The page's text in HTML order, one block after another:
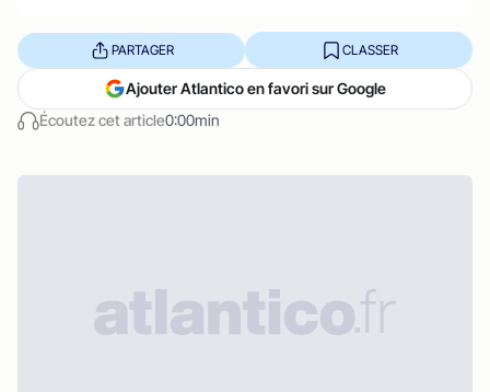
Écoutez cet article0:00min
PARTAGER CLASSER
Ajouter Atlantico en favori sur Google